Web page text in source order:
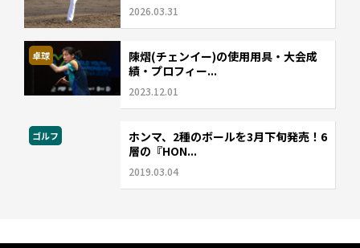
2026.03.31
卓球
陳熠(チェンイー)の使用用具・大会成
績・プロフィー...
2023.12.01
ゴルフ
ホンマ、2種のボールを3月下旬発売！6
層の『HON...
2019.03.04